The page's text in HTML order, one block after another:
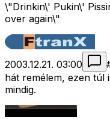
\"Drinkin\' Pukin\'
over again\"
2003.12.21. 03:00
hát remélem, ezen túl
mindig.